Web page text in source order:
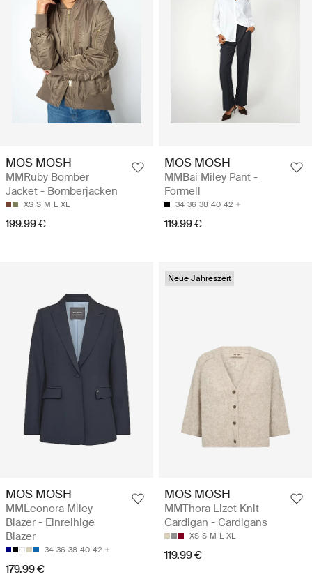
MOS MOSH
MMRuby Bomber
Jacket - Bomberjacken
XS S M L XL
199.99 €
MOS MOSH
MMBai Miley Pant -
Formell
34 36 38 40 42
119.99 €
MOS MOSH
MMLeonora Miley
Blazer - Einreihige
Blazer
34 36 38 40 42
179.99 €
Neue Jahreszeit
MOS MOSH
MMThora Lizet Knit
Cardigan - Cardigans
XS S M L XL
119.99 €